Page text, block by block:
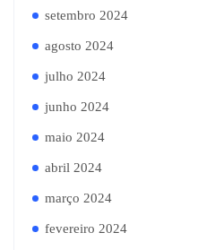
setembro 2024
agosto 2024
julho 2024
junho 2024
maio 2024
abril 2024
março 2024
fevereiro 2024